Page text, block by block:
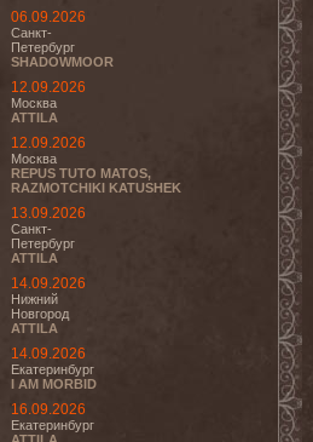
06.09.2026
Санкт-
Петербург
SHADOWMOOR
12.09.2026
Москва
ATTILA
12.09.2026
Москва
REPUS TUTO MATOS,
RAZMOTCHIKI KATUSHEK
13.09.2026
Санкт-
Петербург
ATTILA
14.09.2026
Нижний
Новгород
ATTILA
14.09.2026
Екатеринбург
I AM MORBID
16.09.2026
Екатеринбург